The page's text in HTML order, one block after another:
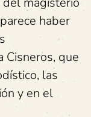
haber
Cisneros, que
las
y en el